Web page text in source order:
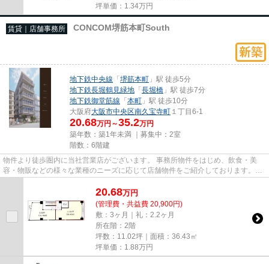
坪単価： 1.34万円
賃貸｜店舗事務所 CONCOM堺筋本町South
地下鉄中央線 「堺筋本町 」駅 徒歩5分
地下鉄長堀鶴見緑地 「長堀橋 」駅 徒歩7分
地下鉄御堂筋線 「本町 」駅 徒歩10分
大阪府大阪市中央区南久宝寺町 １丁目6-1
20.68万円～35.2万円
築年数：築1年未満 ｜募集中： 2室
階数：6階建
物件より徒歩圏内に当社営業店がございます。 事務所物件をはじめ、飲食・美
容・物販などの様々な業種のニーズに応じて店舗物件をご紹介しております。
尚、弊社ではおとり広告は一切...
20.68万円
(管理費・共益費 20,900円)
敷：3ヶ月｜礼：2.2ヶ月
所在階：2階
坪数：11.02坪｜面積：36.43㎡
坪単価： 1.88万円